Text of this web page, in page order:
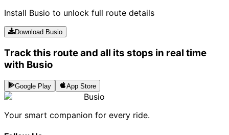
Install Busio to unlock full route details
Download Busio
Track this route and all its stops in real time
with Busio
Google Play App Store
Busio
Your smart companion for every ride.